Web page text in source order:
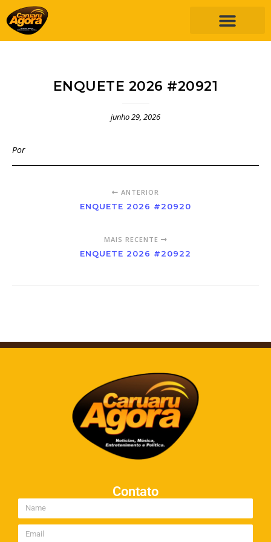
ENQUETE 2026 #20921
junho 29, 2026
Por
ANTERIOR
ENQUETE 2026 #20920
MAIS RECENTE
ENQUETE 2026 #20922
Contato